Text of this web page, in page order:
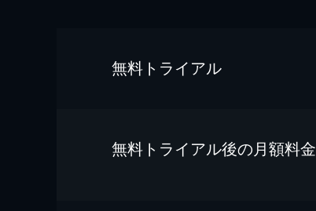
無料トライアル
無料トライアル後の⽉額料金